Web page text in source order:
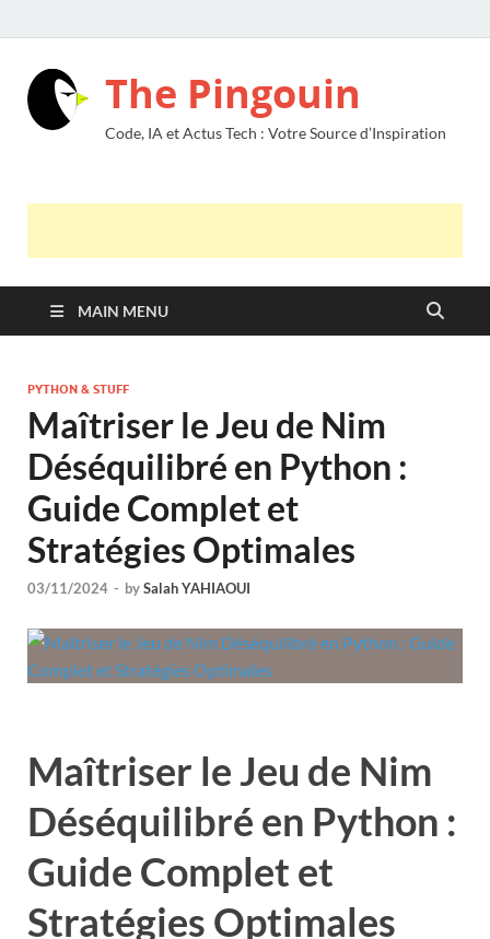
The Pingouin
Code, IA et Actus Tech : Votre Source d’Inspiration
MAIN MENU
PYTHON & STUFF
Maîtriser le Jeu de Nim
Déséquilibré en Python :
Guide Complet et
Stratégies Optimales
03/11/2024 - bySalah YAHIAOUI
Maîtriser le Jeu de Nim
Déséquilibré en Python :
Guide Complet et
Stratégies Optimales